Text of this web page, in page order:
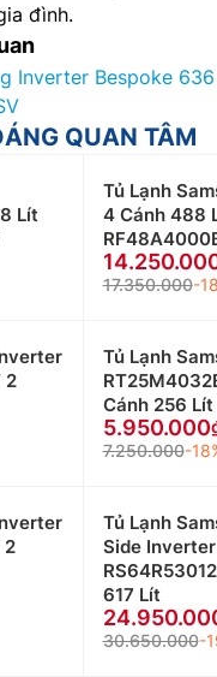
đình.
Inverter Bespoke
QUAN TÂM
Lít
Tủ Lạnh
4 Cánh 488
17.350.000-
2
Tủ Lạnh
Cánh 256 Lít
5.950.000
7.250.000-
2
Tủ Lạnh
Side Inverter
617 Lít
30.650.000-